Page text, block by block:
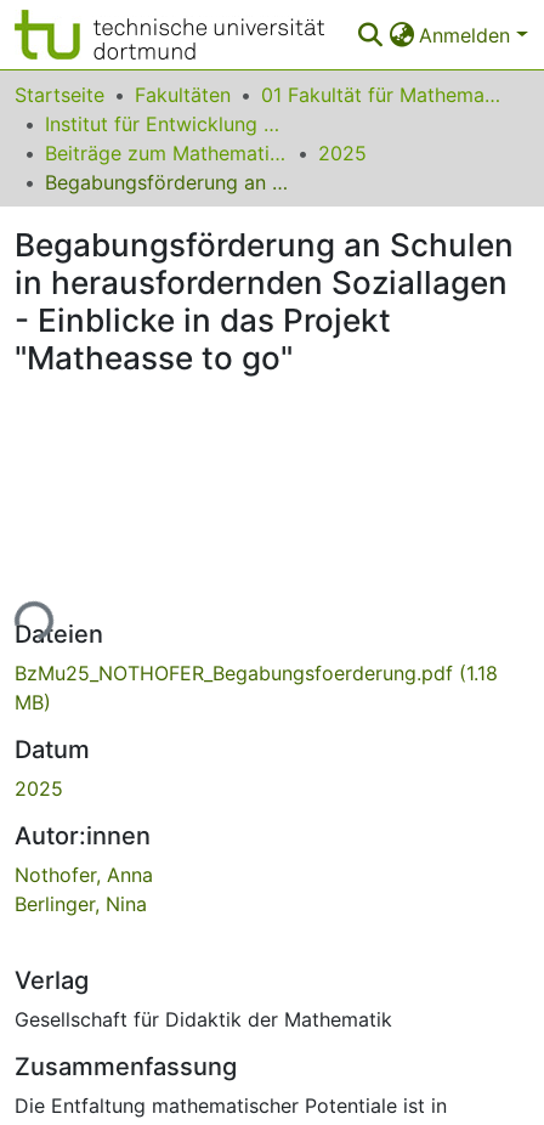
Anmelden
Bereiche & Sammlungen
Das gesamte Repositorium
Statistiken
FAQ
Leitlinien
Zurück zur Startseite
Startseite Fakultäten
01 Fakultät für Mathematik
Institut für Entwicklung und Erforschung des Mathematikunterrichts
Beiträge zum Mathematikunterricht
2025
Begabungsförderung an Schulen in herausfordernden Soziallagen - Einblicke in das Projekt "Matheasse to go"
Begabungsförderung an Schulen
in herausfordernden Soziallagen
- Einblicke in das Projekt
"Matheasse to go"
Dateien
BzMu25_NOTHOFER_Begabungsfoerderung.pdf (1.18
MB)
Datum
2025
Autor:innen
Nothofer, Anna
Berlinger, Nina
Verlag
Gesellschaft für Didaktik der Mathematik
Zusammenfassung
Die Entfaltung mathematischer Potentiale ist in